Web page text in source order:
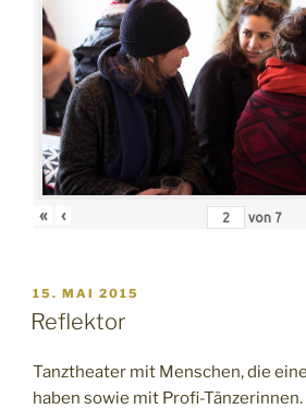
« ‹ von 7
VERÖFFENTLICHT
AM
15. MAI 2015
Reflektor
Tanztheater mit Menschen, die
haben sowie mit Profi-Tänzerinnen.